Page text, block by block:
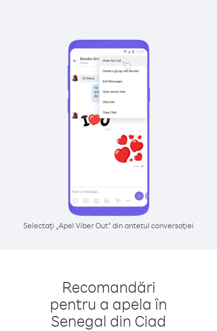
Selectați „Apel Viber Out” din antetul conversației
Recomandări
pentru a apela în
Senegal din Ciad